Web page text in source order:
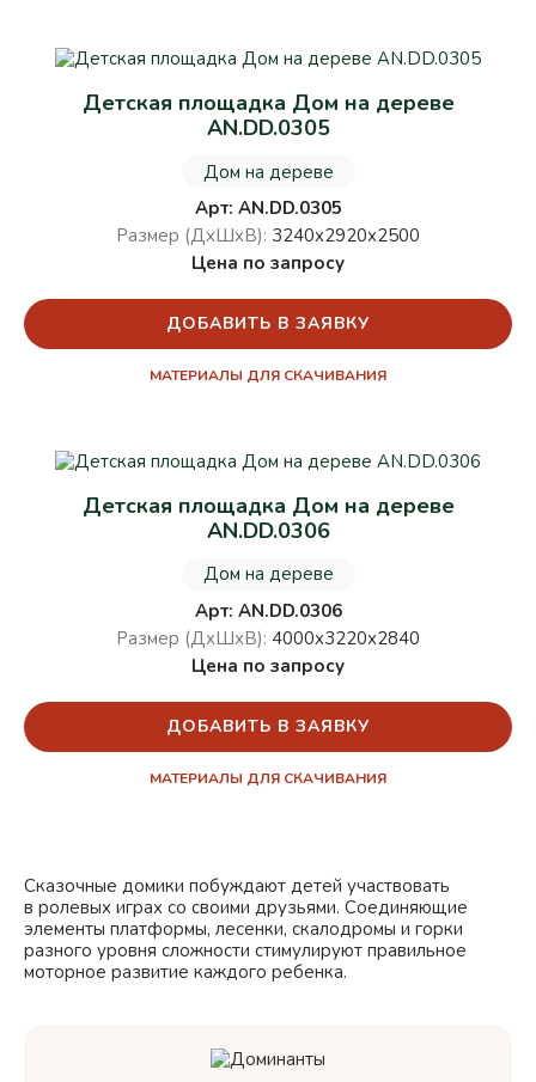
Детская площадка Дом на дереве
AN.DD.0305
Дом на дереве
Арт: AN.DD.0305
Размер (ДхШхВ): 3240х2920х2500
Цена по запросу
ДОБАВИТЬ В ЗАЯВКУ
МАТЕРИАЛЫ ДЛЯ СКАЧИВАНИЯ
Детская площадка Дом на дереве
AN.DD.0306
Дом на дереве
Арт: AN.DD.0306
Размер (ДхШхВ): 4000х3220х2840
Цена по запросу
ДОБАВИТЬ В ЗАЯВКУ
МАТЕРИАЛЫ ДЛЯ СКАЧИВАНИЯ
Сказочные домики побуждают детей участвовать
в ролевых играх со своими друзьями. Соединяющие
элементы платформы, лесенки, скалодромы и горки
разного уровня сложности стимулируют правильное
моторное развитие каждого ребенка.